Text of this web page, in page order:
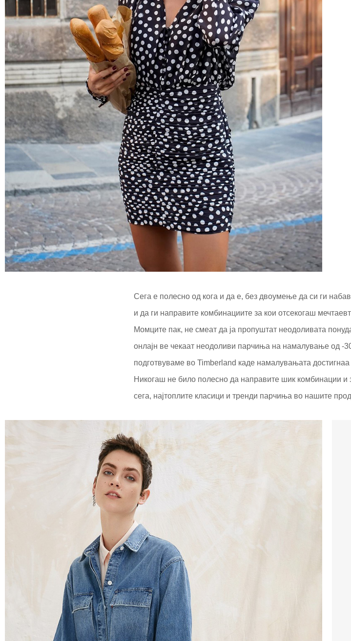
Сега е полесно од кога и да е, без двоумење да си ги
и да ги направите комбинациите за кои отсекогаш
Момците пак, не смеат да ја пропуштат неодоливата
онлајн ве чекаат неодоливи парчиња на намалување од -
подготвуваме во Timberland каде намалувањата
Никогаш не било полесно да направите шик комбинации и
сега, најтоплите класици и тренди парчиња во нашите